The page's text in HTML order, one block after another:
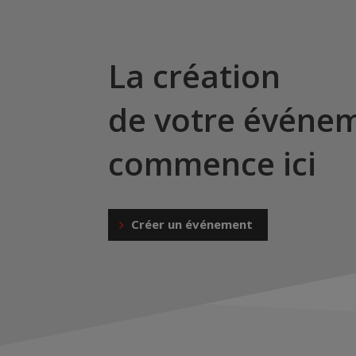
La création
de votre
commence ici
Créer un événement